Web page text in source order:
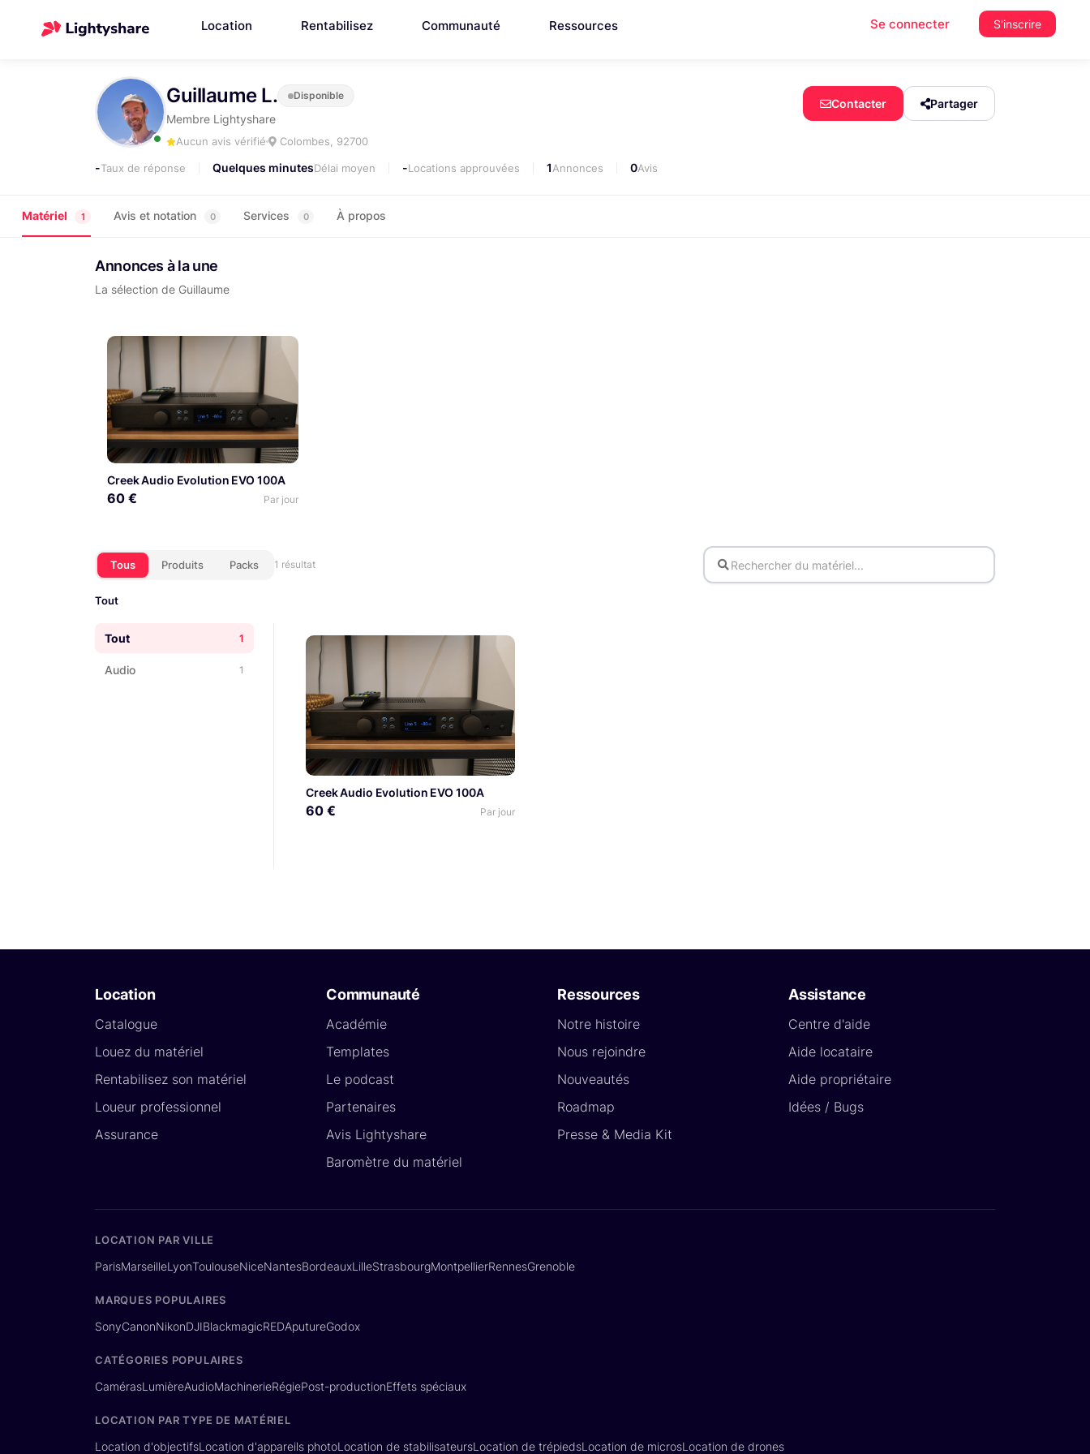
Location Rentabilisez Communauté Ressources Se connecter S'inscrire
Guillaume L. Disponible
Membre Lightyshare
Aucun avis vérifié Colombes, 92700
Contacter Partager
-Taux de réponse Quelques minutesDélai moyen -Locations approuvées 1Annonces 0Avis
Matériel 1 Avis et notation 0 Services 0 À propos
Annonces à la une
La sélection de Guillaume
Creek Audio Evolution EVO 100A
60 € Par jour
Tous Produits Packs 1 résultat
Tout
Tout 1
Audio 1
Creek Audio Evolution EVO 100A
60 € Par jour
Location
Catalogue
Louez du matériel
Rentabilisez son matériel
Loueur professionnel
Assurance
Communauté
Académie
Templates
Le podcast
Partenaires
Avis Lightyshare
Baromètre du matériel
Ressources
Notre histoire
Nous rejoindre
Nouveautés
Roadmap
Presse & Media Kit
Assistance
Centre d'aide
Aide locataire
Aide propriétaire
Idées / Bugs
LOCATION PAR VILLE
ParisMarseilleLyonToulouseNiceNantesBordeauxLilleStrasbourgMontpellierRennesGrenoble
MARQUES POPULAIRES
SonyCanonNikonDJIBlackmagicREDAputureGodox
CATÉGORIES POPULAIRES
CamérasLumièreAudioMachinerieRégiePost-productionEffets spéciaux
LOCATION PAR TYPE DE MATÉRIEL
Location d'objectifsLocation d'appareils photoLocation de stabilisateursLocation de trépiedsLocation de microsLocation de drones